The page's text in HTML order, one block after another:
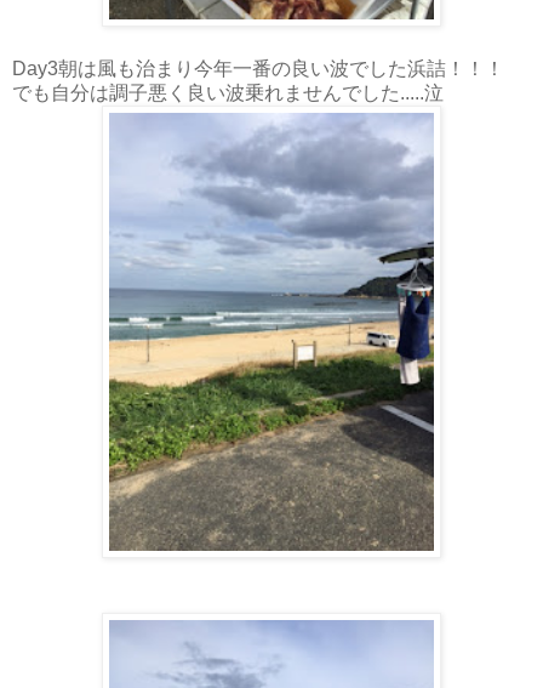
Day3朝は風も治まり今年一番の良い波でした浜詰！！！
でも自分は調子悪く良い波乗れませんでした.....泣